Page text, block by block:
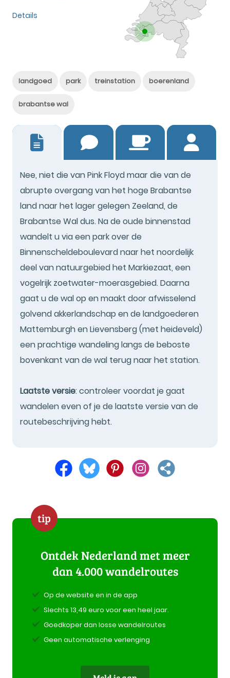
Details
landgoed park treinstation boerenland
brabantse wal
Nee, niet die van Pink Floyd maar die van de
abrupte overgang van het hoge Brabantse
land naar het lager gelegen Zeeland, de
Brabantse Wal dus. Na de oude binnenstad
wandelt u via een park over de
Binnenscheldeboulevard naar het noordelijk
deel van natuurgebied het Markiezaat, een
vogelrijk zoetwater-moerasgebied. Daarna
gaat u de wal op en maakt door afwisselend
golvend akkerlandschap en de landgoederen
Mattemburgh en Lievensberg (met heideveld)
een prachtige wandeling langs de beboste
bovenkant van de wal terug naar het station.
Laatste versie: controleer voordat je gaat
wandelen even of je de laatste versie van de
routebeschrijving hebt.
tip
Ontdek Nederland met meer
dan 4.000 wandelroutes
Op de website en in de app
Slechts 13,49 euro voor een heel jaar.
Goedkoper dan losse wandelroutes
Geen automatische verlenging